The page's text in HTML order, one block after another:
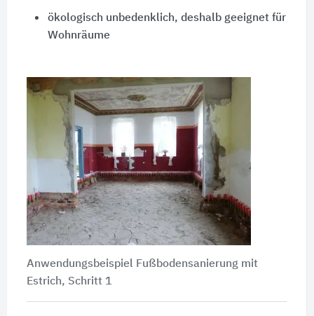
ökologisch unbedenklich, deshalb geeignet für
Wohnräume
Anwendungsbeispiel Fußbodensanierung mit
Estrich, Schritt 1